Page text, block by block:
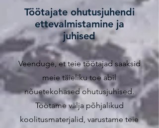
Töötajate ohutusjuhendi
ettevalmistamine ja
juhised
Veenduge, et teie töötajad saaksid
meie täieliku toe abil
nõuetekohased ohutusjuhised.
Töötame välja põhjalikud
koolitusmaterjalid, varustame teie